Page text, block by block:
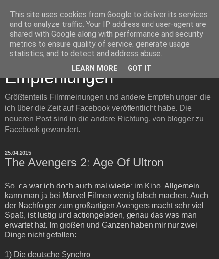
Filmmeinungen und
Empfehlungen
Größtenteils Filmmeinungen und andere Empfehlungen die
ich über die Zeit auf Facebook veröffentlicht habe. Die
neueren Post sind in die andere Richtung, von blogger zu
Facebook gewandert.
25.04.2015
The Avengers 2: Age Of Ultron
So, da war ich doch auch mal wieder im Kino. Allgemein
kann man ja bei Marvel Filmen wenig falsch machen. Auch
der Nachfolger zum großartigen Avengers macht sehr viel
Spaß, ist lustig und actiongeladen, genau das was man
erwartet hat. Im großen und Ganzen haben mir nur zwei
Dinge nicht gefallen:
1) Die deutsche Synchro
This site uses cookies from Google to deliver its services
and to analyze traffic. Your IP address and user-agent are
shared with Google along with performance and security
metrics to ensure quality of service, generate usage
statistics, and to detect and address abuse.
LEARN MORE GOT IT